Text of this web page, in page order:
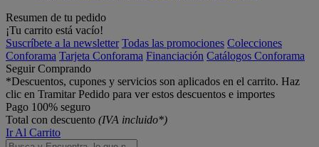
Resumen de tu pedido
¡Tu carrito está vacío!
Suscríbete a la newsletter Todas las promociones Colecciones
Conforama Tarjeta Conforama Financiación Catálogos Conforama
Seguir Comprando
*Descuentos, cupones y servicios son aplicados en el carrito. Haz
clic en Tramitar Pedido para ver estos descuentos e importes
Pago 100% seguro
Total con descuento (IVA incluido*)
Ir Al Carrito